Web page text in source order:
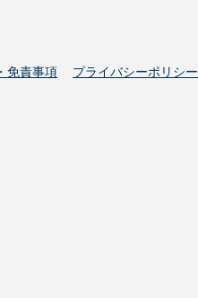
免責事項 プライバシーポリシー